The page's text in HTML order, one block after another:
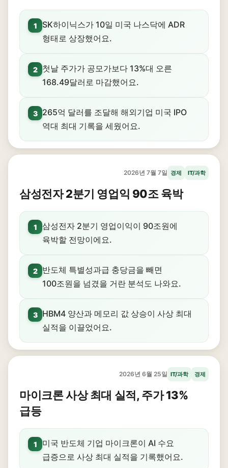
1
SK하이닉스가 10일 미국 나스닥에 ADR
형태로 상장했어요.
2
첫날 주가가 공모가보다 13%대 오른
168.49달러로 마감했어요.
3
265억 달러를 조달해 해외기업 미국 IPO
역대 최대 기록을 세웠어요.
2026년 7월 7일 경제 IT/과학
삼성전자 2분기 영업익 90조 육박
1
삼성전자 2분기 영업이익이 90조원에
육박할 전망이에요.
2
반도체 특별성과급 충당금을 빼면
100조원을 넘겼을 거란 분석도 나와요.
3
HBM4 양산과 메모리 값 상승이 사상 최대
실적을 이끌었어요.
2026년 6월 25일 IT/과학 경제
마이크론 사상 최대 실적, 주가 13%
급등
1
미국 반도체 기업 마이크론이 AI 수요
급증으로 사상 최대 실적을 기록했어요.